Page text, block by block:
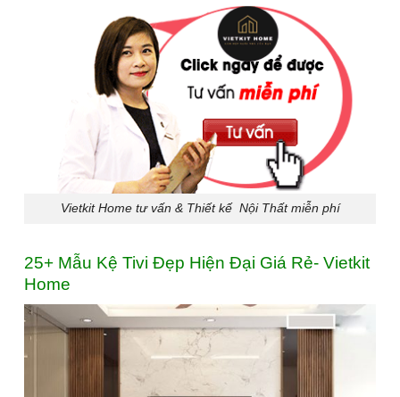
Vietkit Home tư vấn & Thiết kế Nội Thất miễn phí
25+ Mẫu Kệ Tivi Đẹp Hiện Đại Giá Rẻ- Vietkit
Home